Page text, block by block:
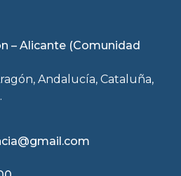
– Alicante (Comunidad
Andalucía, Cataluña,